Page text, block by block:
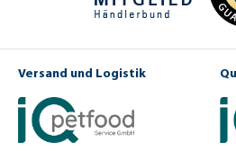
Versand und Logistik